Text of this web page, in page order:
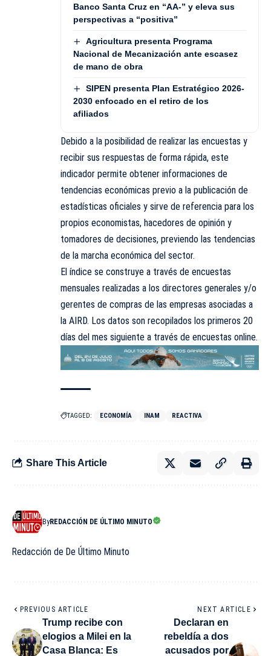
Banco Santa Cruz en “AA-” y eleva sus
perspectivas a “positiva”
Agricultura presenta Programa
Nacional de Mecanización ante escasez
de mano de obra
SIPEN presenta Plan Estratégico 2026-
2030 enfocado en el retiro de los
afiliados
Debido a la posibilidad de realizar las encuestas y
recibir sus respuestas de forma rápida, este
indicador permite obtener informaciones de
tendencias económicas previo a la publicación de
estadísticas oficiales y sirve de referencia para los
propios economistas, hacedores de opinión y
tomadores de decisiones, previendo las tendencias
de la marcha económica del sector.
El índice se construye a través de encuestas
mensuales realizadas a los directores generales y/o
gerentes de compras de las empresas asociadas a
la AIRD. Los datos son recopilados los primeros 20
días del mes siguiente a través de encuestas online.
TAGGED: ECONOMÍA INAM REACTIVA
Share This Article
ByREDACCIÓN DE ÚLTIMO MINUTO
Redacción de De Último Minuto
PREVIOUS ARTICLE
Trump recibe con
elogios a Milei en la
Casa Blanca: Es
NEXT ARTICLE
Declaran en
rebeldía a dos
acusados por